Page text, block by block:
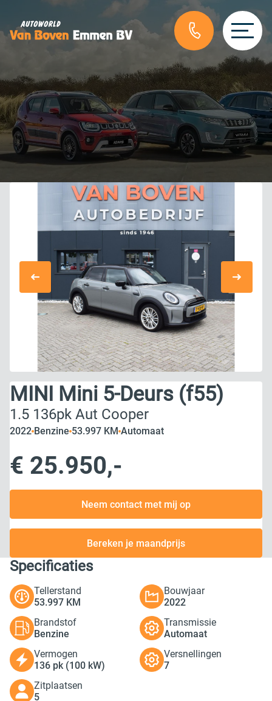
MINI Mini 5-Deurs (f55)
1.5 136pk Aut Cooper
2022 Benzine 53.997 KM Automaat
€ 25.950,-
Neem contact met mij op
Bereken je maandprijs
Specificaties
Tellerstand
53.997 KM
Bouwjaar
2022
Brandstof
Benzine
Transmissie
Automaat
Vermogen
136 pk (100 kW)
Versnellingen
7
Zitplaatsen
5